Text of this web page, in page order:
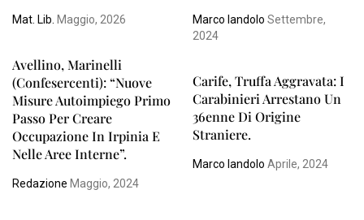
Mat. Lib. Maggio, 2026 Marco Iandolo Settembre,
2024
Avellino, Marinelli
(Confesercenti): “Nuove
Misure Autoimpiego Primo
Passo Per Creare
Occupazione In Irpinia E
Nelle Aree Interne”.
Redazione Maggio, 2024
Carife, Truffa Aggravata: I
Carabinieri Arrestano Un
36enne Di Origine
Straniere.
Marco Iandolo Aprile, 2024